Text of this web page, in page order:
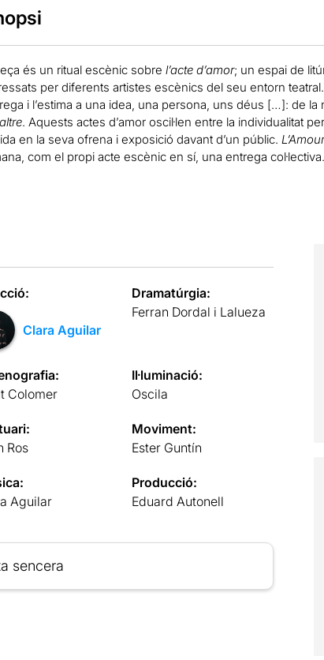
és un ritual escènic sobre l’acte d’amor; un espai de
per diferents artistes escènics del seu entorn teatral.
i l’estima a una idea, una persona, uns déus […]: de
. Aquests actes d’amor oscil·len entre la individualitat
en la seva ofrena i exposició davant d’un públic.
com el propi acte escènic en sí, una entrega col·lectiva.
Clara Aguilar
Dramatúrgia:
Ferran Dordal i Lalueza
Colomer
Il·luminació:
Oscila
Ros
Moviment:
Ester Guntín
Aguilar
Producció:
Eduard Autonell
sencera